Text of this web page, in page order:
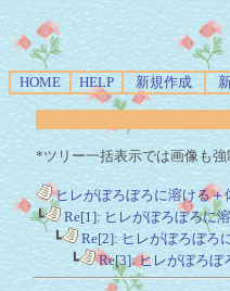
HOME HELP 新規作成
*ツリー一括表示では画像も強
ヒレがぼろぼろに溶ける＋
┗ Re[1]: ヒレがぼろぼろに
┗ Re[2]: ヒレがぼろぼろ
┗ Re[3]: ヒレがぼろぼ